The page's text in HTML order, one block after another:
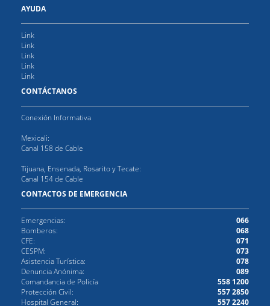
AYUDA
Link
Link
Link
Link
Link
CONTÁCTANOS
Conexión Informativa
Mexicali:
Canal 158 de Cable
Tijuana, Ensenada, Rosarito y Tecate:
Canal 154 de Cable
CONTACTOS DE EMERGENCIA
Emergencias:
066
Bomberos:
068
CFE:
071
CESPM:
073
Asistencia Turística:
078
Denuncia Anónima:
089
Comandancia de Policía
558 1200
Protección Civil:
557 2850
Hospital General:
557 2240